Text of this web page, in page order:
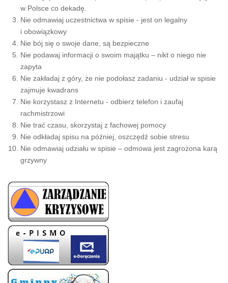
w Polsce co dekadę.
Nie odmawiaj uczestnictwa w spisie - jest on legalny
i obowiązkowy
Nie bój się o swoje dane, są bezpieczne
Nie podawaj informacji o swoim majątku – nikt o niego nie
zapyta
Nie zakładaj z góry, że nie podołasz zadaniu - udział w spisie
zajmuje kwadrans
Nie korzystasz z Internetu - odbierz telefon i zaufaj
rachmistrzowi
Nie trać czasu, skorzystaj z fachowej pomocy
Nie odkładaj spisu na później, oszczędź sobie stresu
Nie odmawiaj udziału w spisie – odmowa jest zagrożona karą
grzywny